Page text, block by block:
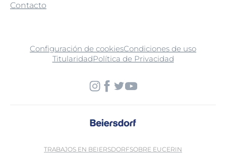
Contacto
Configuración de cookiesCondiciones de uso
TitularidadPolítica de Privacidad
TRABAJOS EN BEIERSDORFSOBRE EUCERIN